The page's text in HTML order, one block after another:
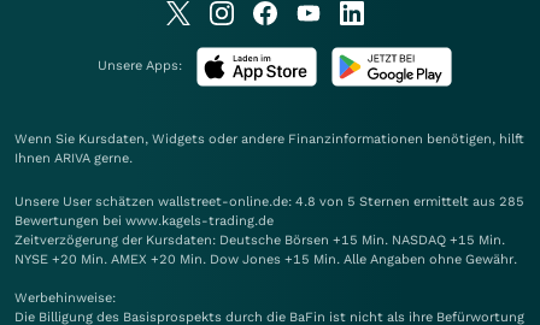
Unsere Apps:
Wenn Sie Kursdaten, Widgets oder andere Finanzinformationen benötigen, hilft
Ihnen ARIVA gerne.
Unsere User schätzen wallstreet-online.de: 4.8 von 5 Sternen ermittelt aus 285
Bewertungen bei www.kagels-trading.de
Zeitverzögerung der Kursdaten: Deutsche Börsen +15 Min. NASDAQ +15 Min.
NYSE +20 Min. AMEX +20 Min. Dow Jones +15 Min. Alle Angaben ohne Gewähr.
Werbehinweise:
Die Billigung des Basisprospekts durch die BaFin ist nicht als ihre Befürwortung